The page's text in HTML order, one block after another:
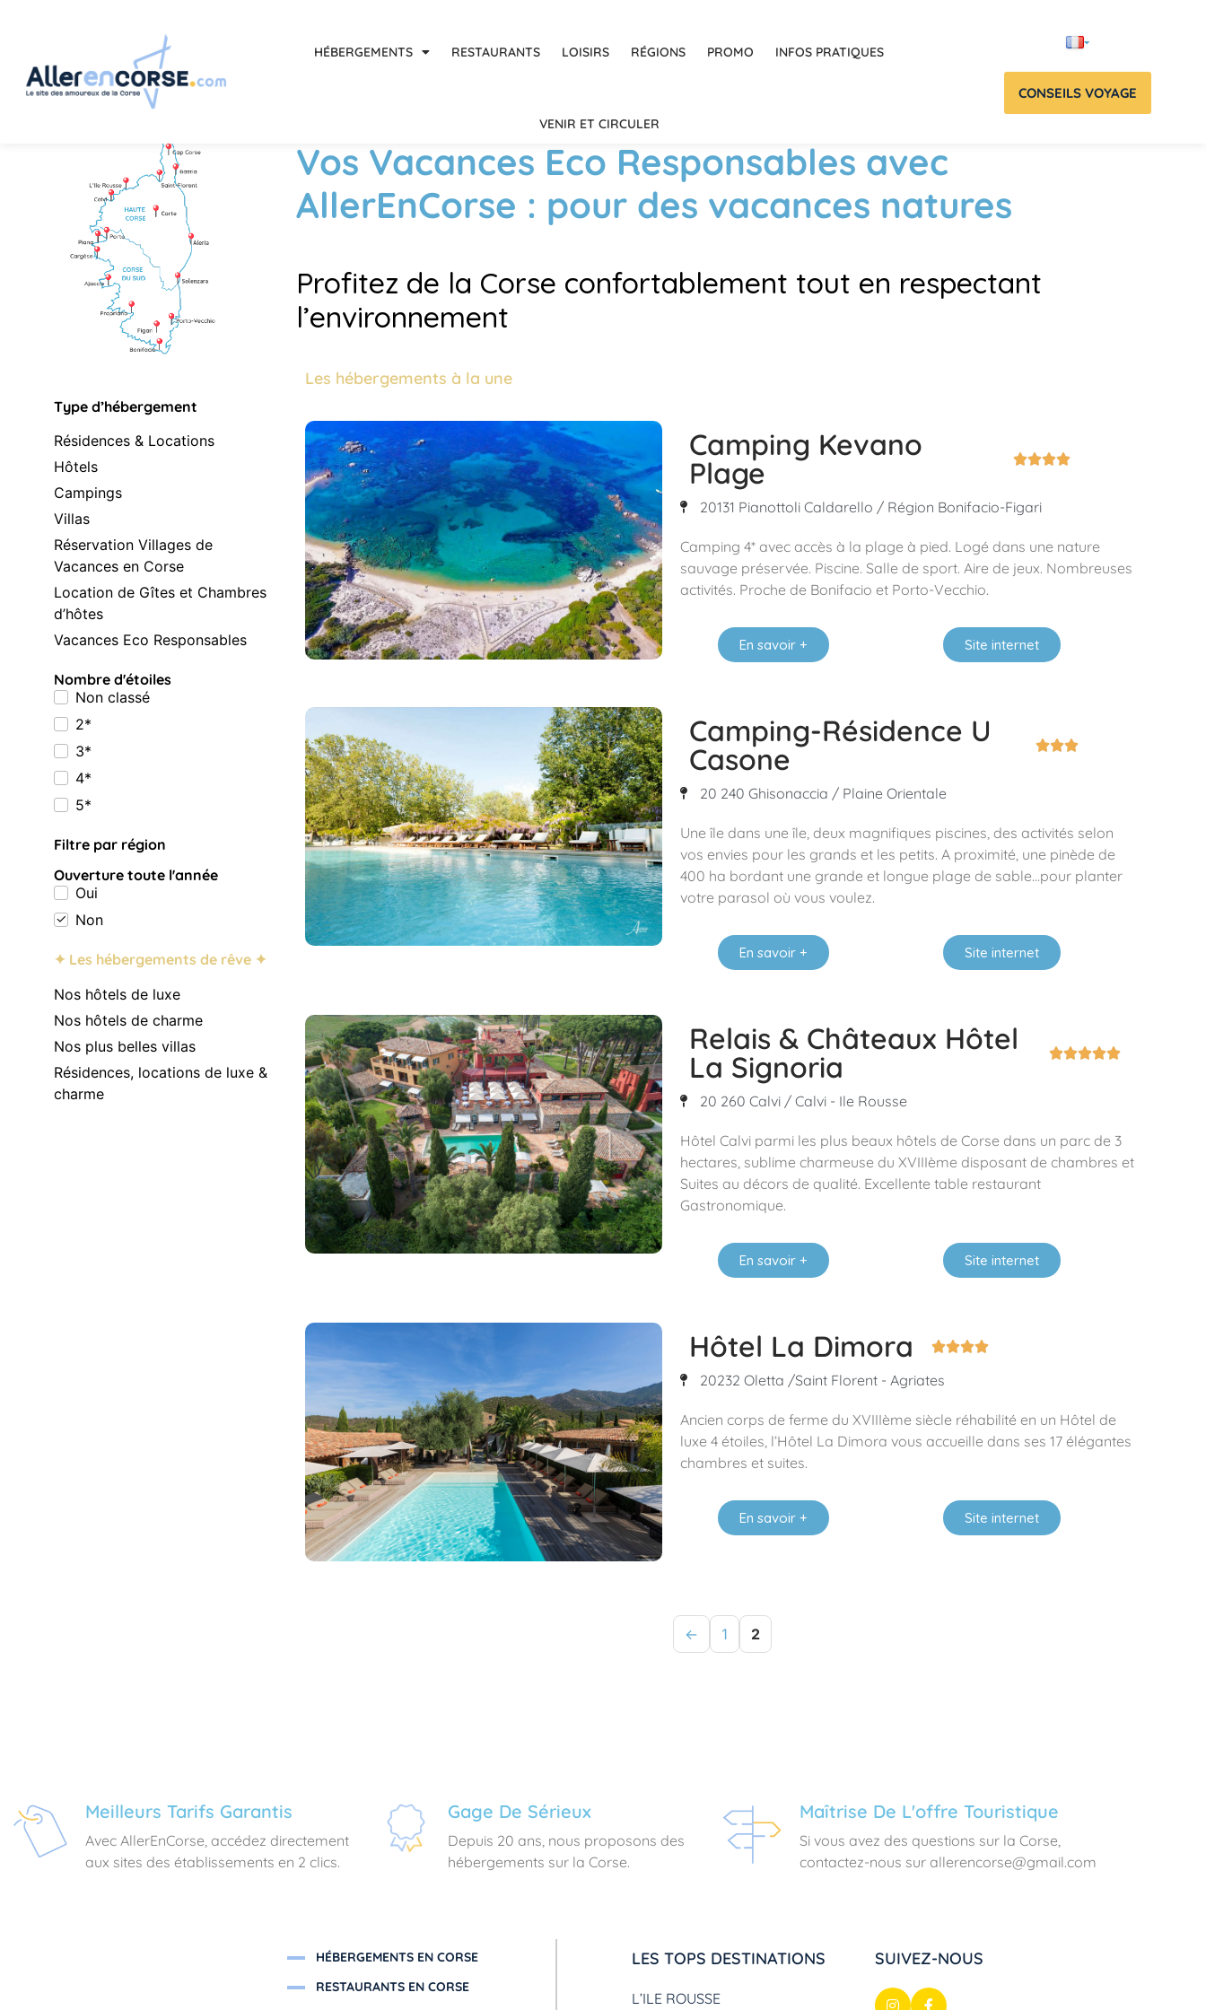
HÉBERGEMENTS RESTAURANTS LOISIRS RÉGIONS PROMO INFOS PRATIQUES
VENIR ET CIRCULER
CONSEILS VOYAGE
Type d’hébergement
Résidences & Locations
Hôtels
Campings
Villas
Réservation Villages de
Vacances en Corse
Location de Gîtes et Chambres
d’hôtes
Vacances Eco Responsables
Nombre d'étoiles
Non classé
2*
3*
4*
5*
Filtre par région
Ouverture toute l'année
Oui
Non
✦ Les hébergements de rêve ✦
Nos hôtels de luxe
Nos hôtels de charme
Nos plus belles villas
Résidences, locations de luxe &
charme
Vos Vacances Eco Responsables avec
AllerEnCorse : pour des vacances natures
Profitez de la Corse confortablement tout en respectant
l’environnement
Les hébergements à la une
Camping Kevano
Plage

20131 Pianottoli Caldarello / Région Bonifacio-Figari
Camping 4* avec accès à la plage à pied. Logé dans une nature
sauvage préservée. Piscine. Salle de sport. Aire de jeux. Nombreuses
activités. Proche de Bonifacio et Porto-Vecchio.
En savoir + Site internet
Camping-Résidence U
Casone

20 240 Ghisonaccia / Plaine Orientale
Une île dans une île, deux magnifiques piscines, des activités selon
vos envies pour les grands et les petits. A proximité, une pinède de
400 ha bordant une grande et longue plage de sable…pour planter
votre parasol où vous voulez.
En savoir + Site internet
Relais & Châteaux Hôtel
La Signoria

20 260 Calvi / Calvi - Ile Rousse
Hôtel Calvi parmi les plus beaux hôtels de Corse dans un parc de 3
hectares, sublime charmeuse du XVIIIème disposant de chambres et
Suites au décors de qualité. Excellente table restaurant
Gastronomique.
En savoir + Site internet
Hôtel La Dimora 
20232 Oletta /Saint Florent - Agriates
Ancien corps de ferme du XVIIIème siècle réhabilité en un Hôtel de
luxe 4 étoiles, l’Hôtel La Dimora vous accueille dans ses 17 élégantes
chambres et suites.
En savoir + Site internet
← 1 2
Meilleurs Tarifs Garantis
Avec AllerEnCorse, accédez directement
aux sites des établissements en 2 clics.
Gage De Sérieux
Depuis 20 ans, nous proposons des
hébergements sur la Corse.
Maîtrise De L'offre Touristique
Si vous avez des questions sur la Corse,
contactez-nous sur allerencorse@gmail.com
HÉBERGEMENTS EN CORSE
RESTAURANTS EN CORSE
LES TOPS DESTINATIONS
L’ILE ROUSSE
SUIVEZ-NOUS